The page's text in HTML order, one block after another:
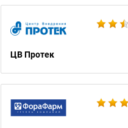
ЦВ Протек